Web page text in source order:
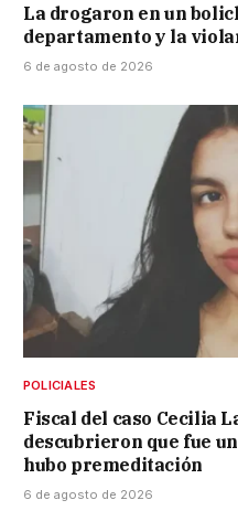
La drogaron en un
departamento y la
6 de agosto de 2026
POLICIALES
Fiscal del caso Cecilia
descubrieron que fue
hubo premeditación
6 de agosto de 2026